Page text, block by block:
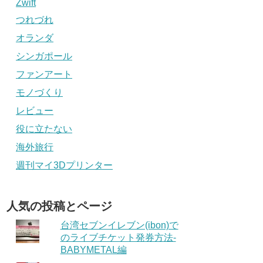
Zwift
つれづれ
オランダ
シンガポール
ファンアート
モノづくり
レビュー
役に立たない
海外旅行
週刊マイ3Dプリンター
人気の投稿とページ
台湾セブンイレブン(ibon)で
のライブチケット発券方法-
BABYMETAL編